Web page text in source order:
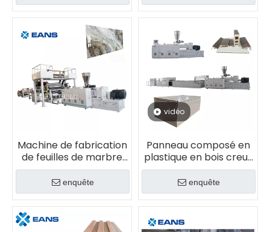
Machine de fabrication
de feuilles de marbre
en PVC supérieure
enquête
vidéo
Panneau composé en
plastique en bois creux
de panneau de porte
de PVC WPC faisant la
machine
enquête